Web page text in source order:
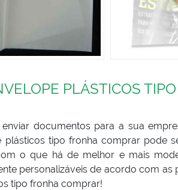
PLÁSTICOS
documentos para a sua
tipo fronha comprar pode
o que há de melhor e mais
personalizáveis de acordo com as
tipo fronha comprar!